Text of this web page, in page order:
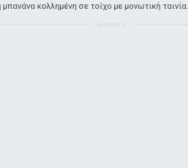
κολλημένη σε τοίχο με μονωτική ταινία.
ΔΙΑΦΗΜΙΣΗ